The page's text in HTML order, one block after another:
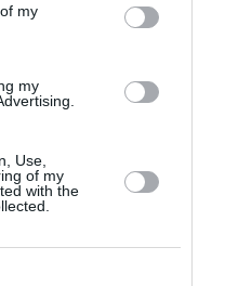
my
my
Use,
of my
with the
την Τέχνη και τον
2023 - 2024